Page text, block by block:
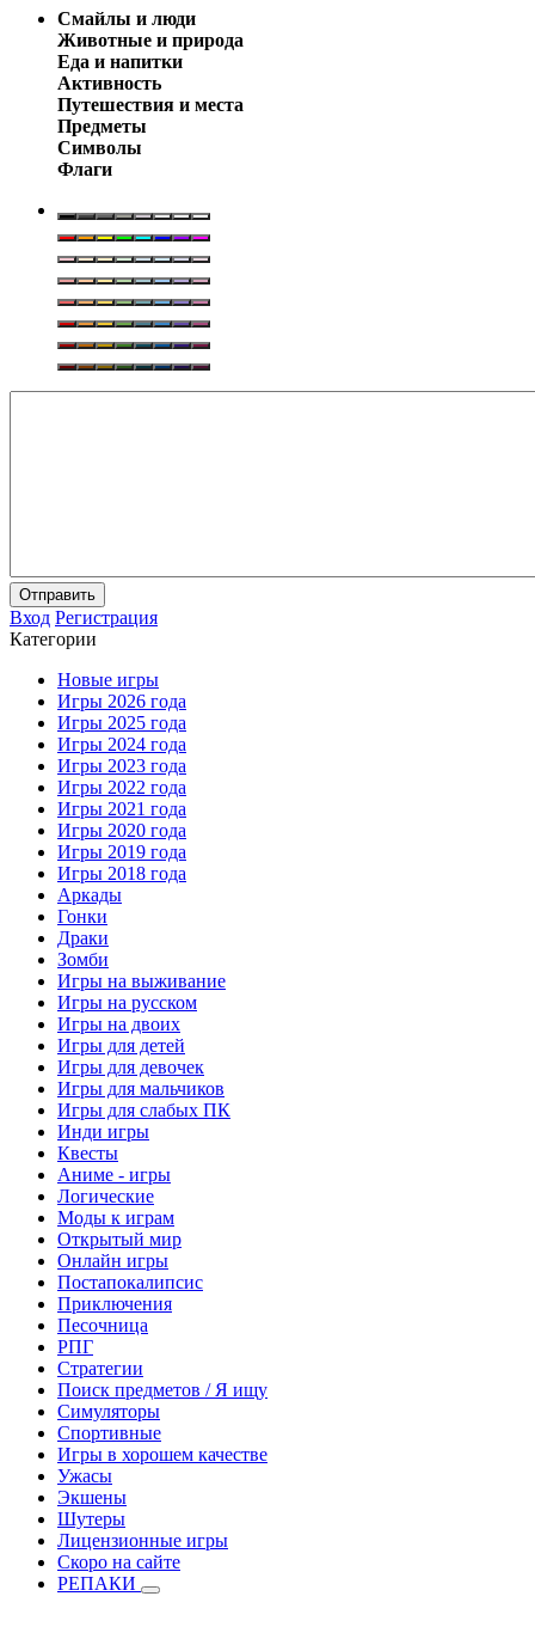
Смайлы и люди
Животные и природа
Еда и напитки
Активность
Путешествия и места
Предметы
Символы
Флаги
Отправить
Вход Регистрация
Категории
Новые игры
Игры 2026 года
Игры 2025 года
Игры 2024 года
Игры 2023 года
Игры 2022 года
Игры 2021 года
Игры 2020 года
Игры 2019 года
Игры 2018 года
Аркады
Гонки
Драки
Зомби
Игры на выживание
Игры на русском
Игры на двоих
Игры для детей
Игры для девочек
Игры для мальчиков
Игры для слабых ПК
Инди игры
Квесты
Аниме - игры
Логические
Моды к играм
Открытый мир
Онлайн игры
Постапокалипсис
Приключения
Песочница
РПГ
Стратегии
Поиск предметов / Я ищу
Симуляторы
Спортивные
Игры в хорошем качестве
Ужасы
Экшены
Шутеры
Лицензионные игры
Скоро на сайте
РЕПАКИ